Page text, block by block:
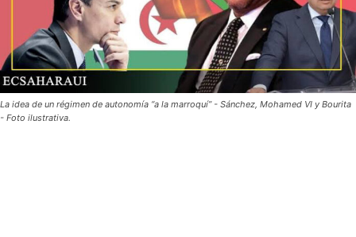
La idea de un régimen de autonomía “a la marroquí” - Sánchez, Mohamed VI y Bourita
- Foto ilustrativa.